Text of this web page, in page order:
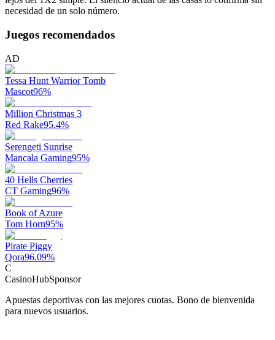
necesidad de un solo número.
Juegos recomendados
AD
Tessa Hunt Warrior Tomb
Mascot96%
Million Christmas 3
Red Rake95.4%
Serengeti Sunrise
Mancala Gaming95%
40 Hells Cherries
CT Gaming96%
Book of Azure
Tom Horn95%
Pirate Piggy
Qora96.09%
C
CasinoHubSponsor
Apuestas deportivas con las mejores cuotas. Bono de bienvenida
para nuevos usuarios.